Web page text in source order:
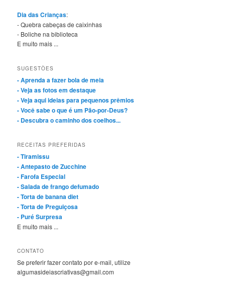
Dia das Crianças:
- Quebra cabeças de caixinhas
- Boliche na biblioteca
E muito mais ...
SUGESTÕES
- Aprenda a fazer bola de meia
- Veja as fotos em destaque
- Veja aqui ideias para pequenos prêmios
- Você sabe o que é um Pão-por-Deus?
- Descubra o caminho dos coelhos...
RECEITAS PREFERIDAS
- Tiramissu
- Antepasto de Zucchine
- Farofa Especial
- Salada de frango defumado
- Torta de banana diet
- Torta de Preguiçosa
- Puré Surpresa
E muito mais ...
CONTATO
Se preferir fazer contato por e-mail, utilize
algumasideiascriativas@gmail.com